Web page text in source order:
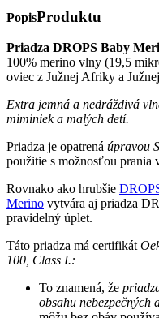
PopisProduktu
Priadza DROPS Baby
100% merino vlny (19,5
oviec z Južnej Afriky a
Extra jemná a nedráždivá
miminiek a malých detí.
Priadza je opatrená úpravou
použitie s možnosťou prania
Rovnako ako hrubšie
Merino vytvára aj priadza
pravidelný úplet.
Táto priadza má certifikát
100, Class I.:
To znamená, že
obsahu nebezpečných